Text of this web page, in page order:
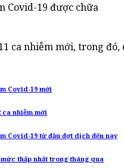
Covid-19 được chữa
ca nhiễm mới, trong đó,
Covid-19 mới
ca nhiễm mới
Covid-19 từ đầu đợt dịch đến nay
thấp nhất trong tháng qua